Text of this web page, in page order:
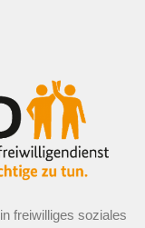
freiwilliges soziales